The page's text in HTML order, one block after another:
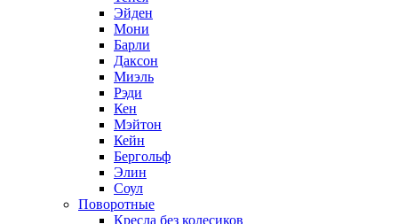
Эйден
Мони
Барли
Даксон
Миэль
Рэди
Кен
Мэйтон
Кейн
Бергольф
Элин
Соул
Поворотные
Кресла без колесиков